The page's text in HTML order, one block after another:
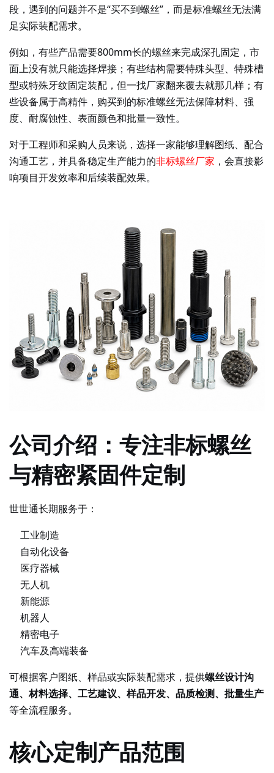
段，遇到的问题并不是“买不到螺丝”，而是标准螺丝无法满
足实际装配需求。
例如，有些产品需要800mm长的螺丝来完成深孔固定，市
面上没有就只能选择焊接；有些结构需要特殊头型、特殊槽
型或特殊牙纹固定装配，但一找厂家翻来覆去就那几样；有
些设备属于高精件，购买到的标准螺丝无法保障材料、强
度、耐腐蚀性、表面颜色和批量一致性。
对于工程师和采购人员来说，选择一家能够理解图纸、配合
沟通工艺，并具备稳定生产能力的非标螺丝厂家 ，会直接影
响项目开发效率和后续装配效果。
公司介绍：专注非标螺丝
与精密紧固件定制
世世通长期服务于：
工业制造
自动化设备
医疗器械
无人机
新能源
机器人
精密电子
汽车及高端装备
可根据客户图纸、样品或实际装配需求，提供螺丝设计沟
通、材料选择、工艺建议、样品开发、品质检测、批量生产
等全流程服务。
核心定制产品范围